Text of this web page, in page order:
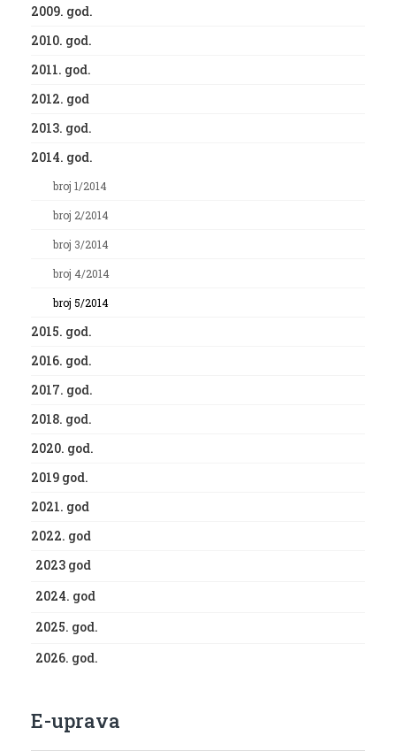
2009. god.
2010. god.
2011. god.
2012. god
2013. god.
2014. god.
broj 1/2014
broj 2/2014
broj 3/2014
broj 4/2014
broj 5/2014
2015. god.
2016. god.
2017. god.
2018. god.
2020. god.
2019 god.
2021. god
2022. god
2023 god
2024. god
2025. god.
2026. god.
E-uprava